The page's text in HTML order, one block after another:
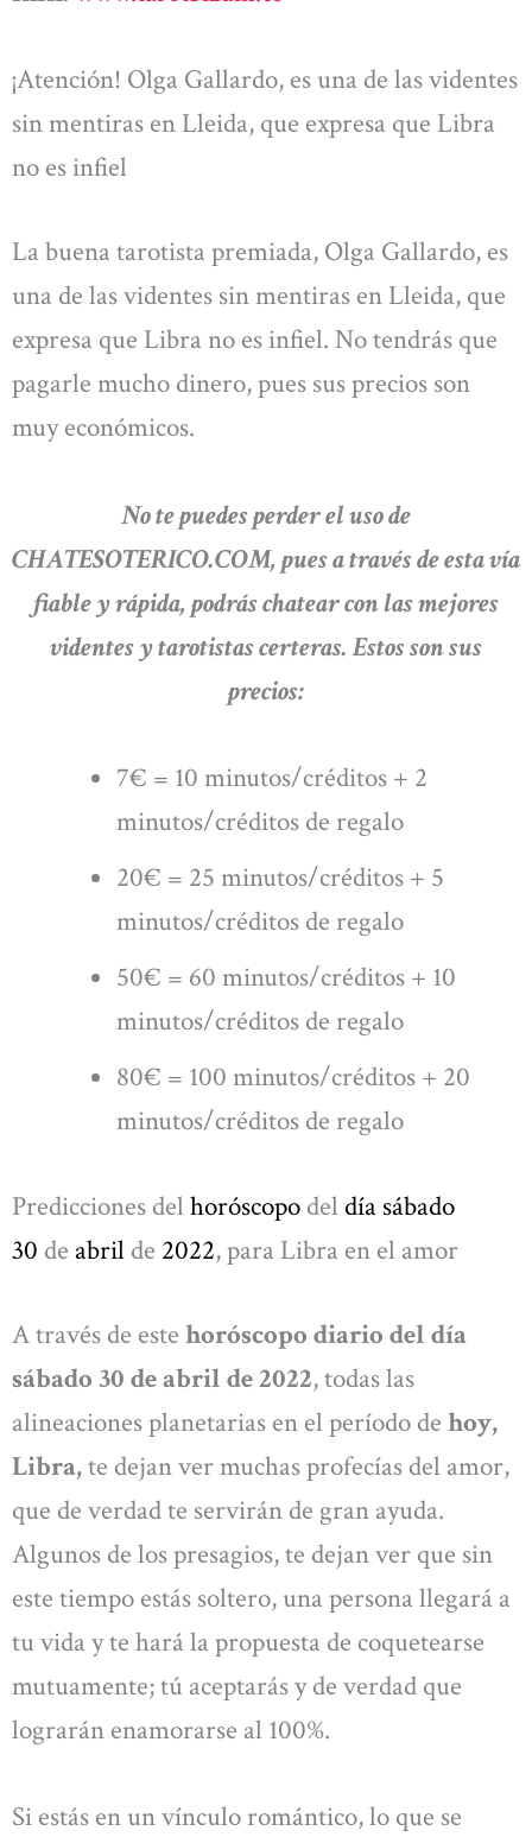
¡Atención! Olga Gallardo, es una de las videntes
sin mentiras en Lleida, que expresa que Libra
no es infiel
La buena tarotista premiada, Olga Gallardo, es
una de las videntes sin mentiras en Lleida, que
expresa que Libra no es infiel. No tendrás que
pagarle mucho dinero, pues sus precios son
muy económicos.
No te puedes perder el uso de
CHATESOTERICO.COM, pues a través de esta vía
fiable y rápida, podrás chatear con las mejores
videntes y tarotistas certeras. Estos son sus
precios:
7€ = 10 minutos/créditos + 2
minutos/créditos de regalo
20€ = 25 minutos/créditos + 5
minutos/créditos de regalo
50€ = 60 minutos/créditos + 10
minutos/créditos de regalo
80€ = 100 minutos/créditos + 20
minutos/créditos de regalo
Predicciones del horóscopo del día sábado
30 de abril de 2022, para Libra en el amor
A través de este horóscopo diario del día
sábado 30 de abril de 2022, todas las
alineaciones planetarias en el período de hoy,
Libra,te dejan ver muchas profecías del amor,
que de verdad te servirán de gran ayuda.
Algunos de los presagios, te dejan ver que sin
este tiempo estás soltero, una persona llegará a
tu vida y te hará la propuesta de coquetearse
mutuamente; tú aceptarás y de verdad que
lograrán enamorarse al 100%.
Si estás en un vínculo romántico, lo que se